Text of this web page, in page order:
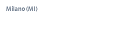
Milano(MI)